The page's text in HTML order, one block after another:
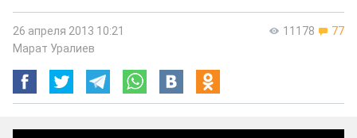
11178 77
26 апреля 2013 10:21
Марат Уралиев